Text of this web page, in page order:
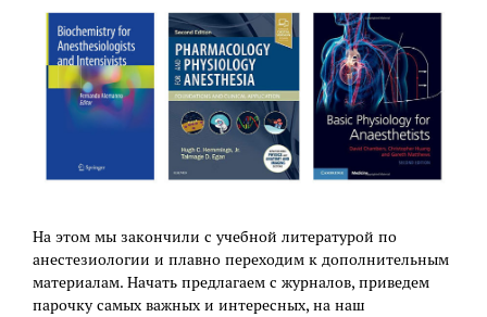
На этом мы закончили с учебной литературой по
анестезиологии и плавно переходим к дополнительным
материалам. Начать предлагаем с журналов, приведем
парочку самых важных и интересных, на наш